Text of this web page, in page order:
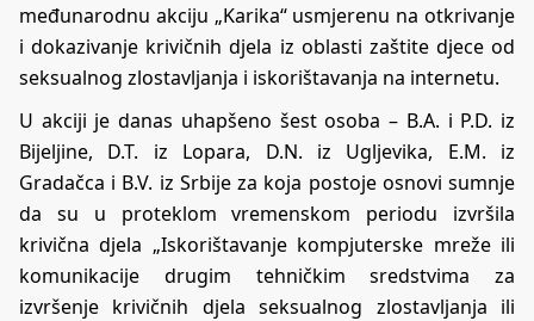
međunarodnu akciju „Karika“ usmjerenu na otkrivanje
i dokazivanje krivičnih djela iz oblasti zaštite djece od
seksualnog zlostavljanja i iskorištavanja na internetu.
U akciji je danas uhapšeno šest osoba – B.A. i P.D. iz
Bijeljine, D.T. iz Lopara, D.N. iz Ugljevika, E.M. iz
Gradačca i B.V. iz Srbije za koja postoje osnovi sumnje
da su u proteklom vremenskom periodu izvršila
krivična djela „Iskorištavanje kompjuterske mreže ili
komunikacije drugim tehničkim sredstvima za
izvršenje krivičnih djela seksualnog zlostavljanja ili